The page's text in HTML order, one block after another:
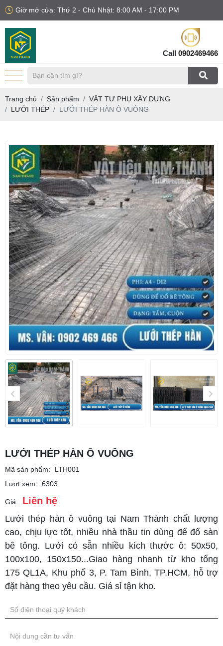
Giờ mở cửa: Thứ 2 - Chủ Nhật: 8:00 AM - 17:00 PM
Call 0902469466
Trang chủ Sản phẩm
VẬT TƯ PHỤ XÂY DỰNG
LƯỚI THÉP
LƯỚI THÉP HÀN Ô VUÔNG
LƯỚI THÉP HÀN Ô VUÔNG
Mã sản phẩm:
LTH001
Lượt xem:
6303
Giá: Liên hệ
Lưới thép hàn ô vuông tại Nam Thành chất lượng
cao, chịu lực tốt, nhiều nhà thầu tin dùng để đổ sàn
bê tông. Lưới có sẵn nhiều kích thước ô: 50x50,
100x100, 150x150...Giao hàng nhanh từ kho tổng
175 QL1A, Khu phố 3, P. Tam Bình, TP.HCM, hỗ trợ
đặt hàng theo yêu cầu. Giá sỉ tận kho.